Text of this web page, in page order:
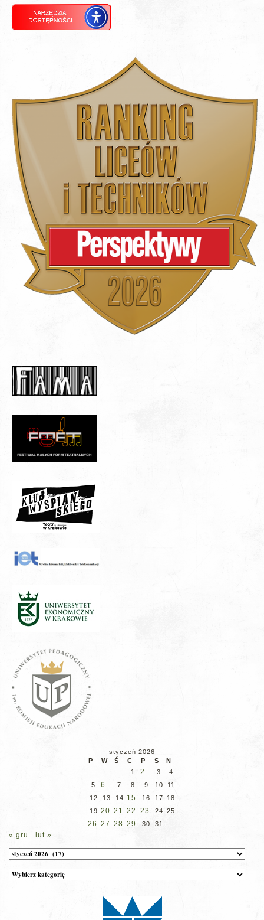
styczeń 2026
P
W Ś C P S
N
1
2 3
4
5
6 7 8 9 10
11
12
13 14 15 16 17
18
19 20 21 22 23 24 25
26 27 28 29 30 31
« gru lut »
Archiwum
Kategorie
wpisów